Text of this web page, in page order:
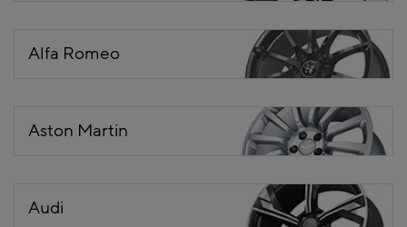
Alfa Romeo
Aston Martin
Audi